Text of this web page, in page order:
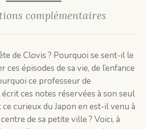
complémentaires
de Clovis ? Pourquoi se sent-il le
ces épisodes de sa vie, de l’enfance
ce professeur de
ces notes réservées à son seul
ce curieux du Japon en est-il venu à
de sa petite ville ? Voici, à